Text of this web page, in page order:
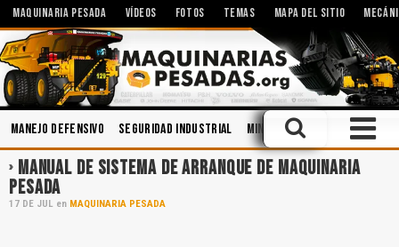
MAQUINARIA PESADA VÍDEOS FOTOS TEMAS MAPA DEL SITIO
Manejo Defensivo Seguridad Industrial Minería Topografía
MANUAL DE SISTEMA DE ARRANQUE DE MAQUINARIA
PESADA
17 DE JUL en MAQUINARIA PESADA